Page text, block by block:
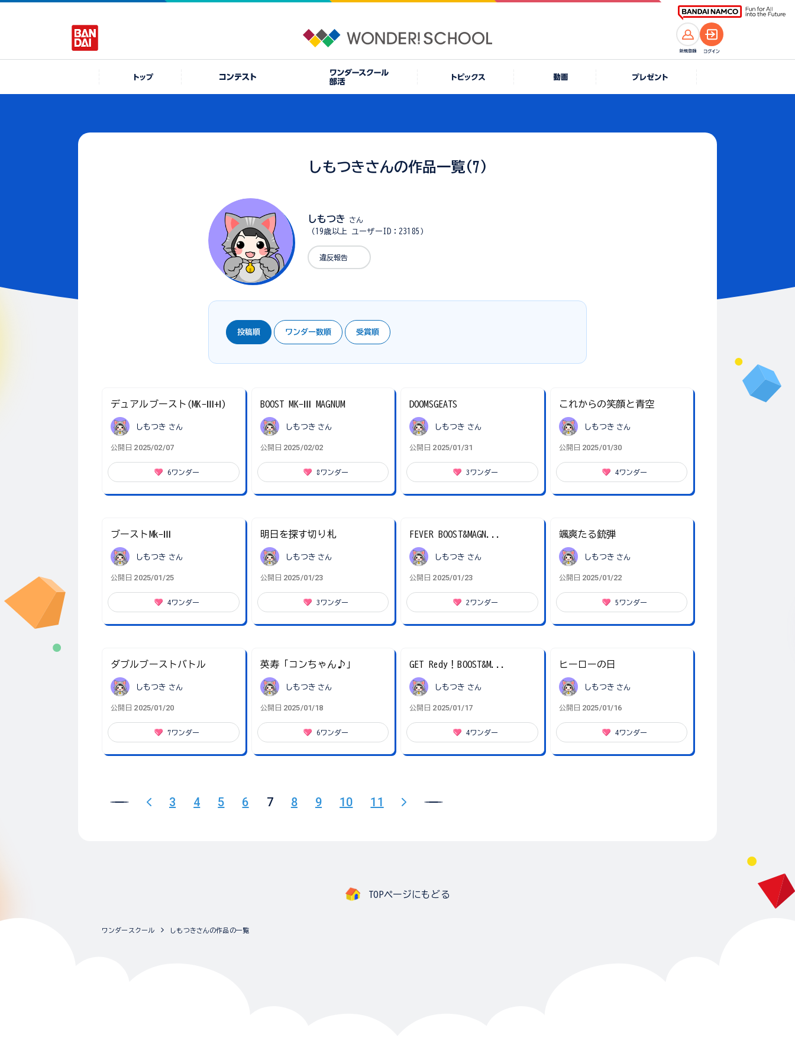
しもつきさんの作品一覧(7)
しもつき さん
（19歳以上 ユーザーID：23185）
違反報告
投稿順 ワンダー数順 受賞順
デュアルブースト(MK-Ⅲ+Ⅰ)
しもつき さん
公開日 2025/02/07
6ワンダー
BOOST MK-Ⅲ MAGNUM
しもつき さん
公開日 2025/02/02
8 ワンダー
DOOMSGEATS
しもつき さん
公開日 2025/01/31
3 ワンダー
これからの笑顔と青空
しもつき さん
公開日 2025/01/30
4ワンダー
ブーストMk-Ⅲ
しもつき さん
公開日 2025/01/25
4ワンダー
明日を探す切り札
しもつき さん
公開日 2025/01/23
3 ワンダー
FEVER BOOST&MAGN...
しもつき さん
公開日 2025/01/23
2 ワンダー
颯爽たる銃弾
しもつき さん
公開日 2025/01/22
5 ワンダー
ダブルブーストバトル
しもつき さん
公開日 2025/01/20
7ワンダー
英寿「コンちゃん♪」
しもつき さん
公開日 2025/01/18
6ワンダー
GET Redy！BOOST&M...
しもつき さん
公開日 2025/01/17
4ワンダー
ヒーローの日
しもつき さん
公開日 2025/01/16
4ワンダー
3 4 5 6 7 8 9 10 11
TOPページにもどる
ワンダースクール しもつきさんの作品の一覧